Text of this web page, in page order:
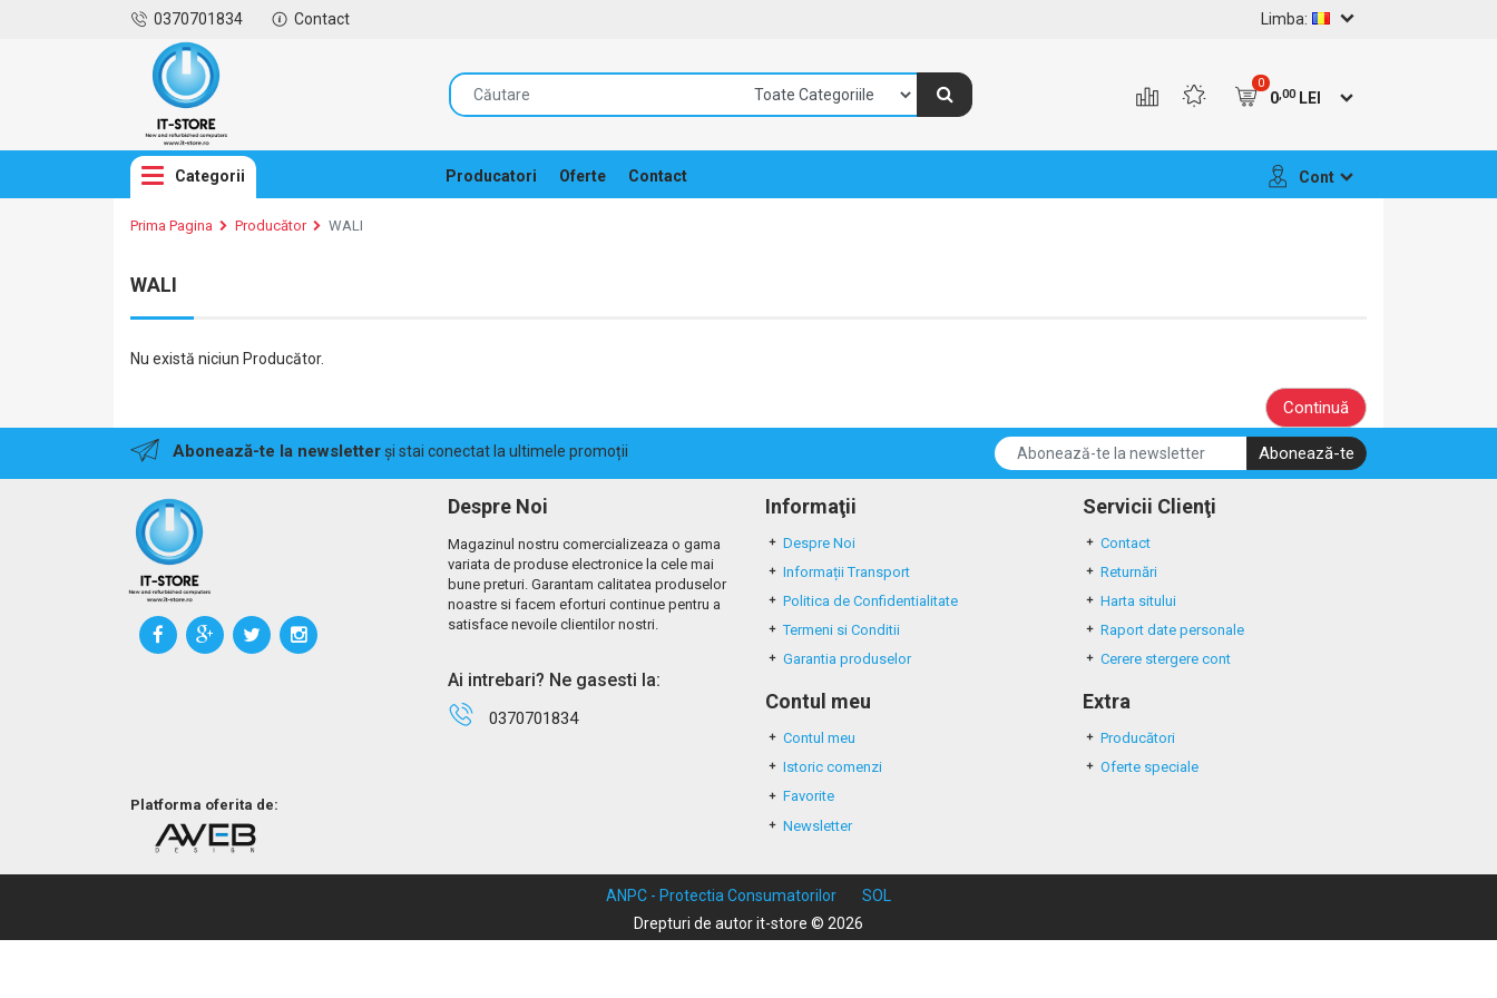
0370701834 Contact Limba:
0
0,00LEI
Categorii Producatori Oferte Contact Cont
Prima Pagina Producător WALI
WALI
Nu există niciun Producător.
Continuă
Abonează-te la newsletterși stai conectat la ultimele promoții Abonează-te
Platforma oferita de:
Despre Noi
Magazinul nostru comercializeaza o gama
variata de produse electronice la cele mai
bune preturi. Garantam calitatea produselor
noastre si facem eforturi continue pentru a
satisface nevoile clientilor nostri.
Ai intrebari? Ne gasesti la:
0370701834
Informaţii
Despre Noi
Informații Transport
Politica de Confidentialitate
Termeni si Conditii
Garantia produselor
Servicii Clienţi
Contact
Returnări
Harta sitului
Raport date personale
Cerere stergere cont
Contul meu
Contul meu
Istoric comenzi
Favorite
Newsletter
Extra
Producători
Oferte speciale
ANPC - Protectia Consumatorilor
SOL
Drepturi de autor it-store © 2026